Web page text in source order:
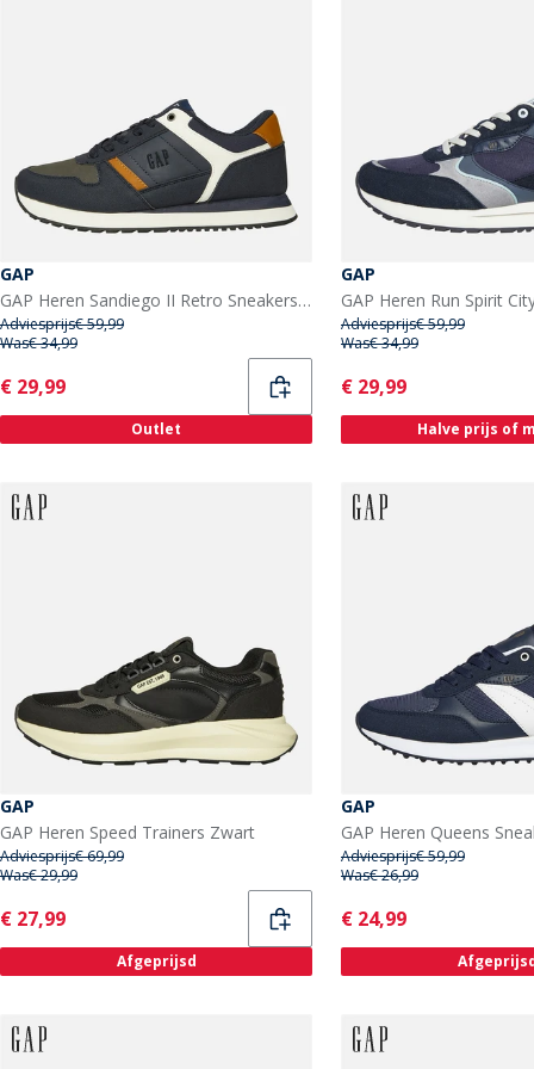
GAP
GAP Heren Sandiego II Retro Sneakers Marineblauw
Adviesprijs€ 59,99
Was€ 34,99
Current
€ 29,99
Outlet
GAP
Adviesprijs€ 59,99
Was€ 34,99
Current
€ 29,99
Halve prijs of
GAP
GAP Heren Speed Trainers Zwart
Adviesprijs€ 69,99
Was€ 29,99
Current
€ 27,99
Afgeprijsd
GAP
GAP Heren Queens
Adviesprijs€ 59,99
Was€ 26,99
Current
€ 24,99